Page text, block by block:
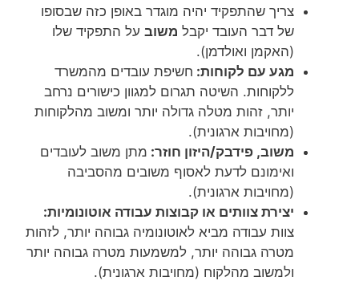
צריך שהתפקיד יהיה מוגדר באופן כזה שבסופו
של דבר העובד יקבל משוב על התפקיד שלו
(האקמן ואולדמן).
מגע עם לקוחות: חשיפת עובדים מהמשרד
ללקוחות. השיטה תגרום למגוון כישורים נרחב
יותר, זהות מטלה גדולה יותר ומשוב מהלקוחות
(מחויבות ארגונית).
משוב, פידבק/היזון חוזר: מתן משוב לעובדים
ואימונם לדעת לאסוף משובים מהסביבה
(מחויבות ארגונית).
יצירת צוותים או קבוצות עבודה אוטונומיות:
צוות עבודה מביא לאוטונומיה גבוהה יותר, לזהות
מטרה גבוהה יותר, למשמעות מטרה גבוהה יותר
ולמשוב מהלקוח (מחויבות ארגונית).